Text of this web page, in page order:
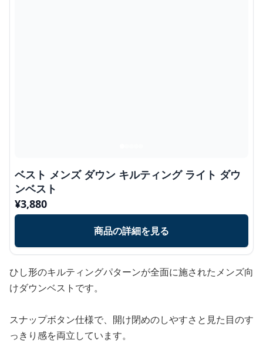
ベスト メンズ ダウン キルティング ライト ダウ
ンベスト
¥3,880
商品の詳細を見る
ひし形のキルティングパターンが全面に施されたメンズ向
けダウンベストです。
スナップボタン仕様で、開け閉めのしやすさと見た目のす
っきり感を両立しています。